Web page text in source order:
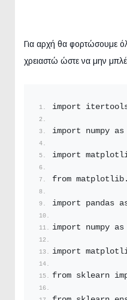
Για αρχή θα φορτώσουμε
χρειαστώ ώστε να μην
import
import numpy as
import
from matplotlib.
import pandas
import numpy as
import
from sklearn